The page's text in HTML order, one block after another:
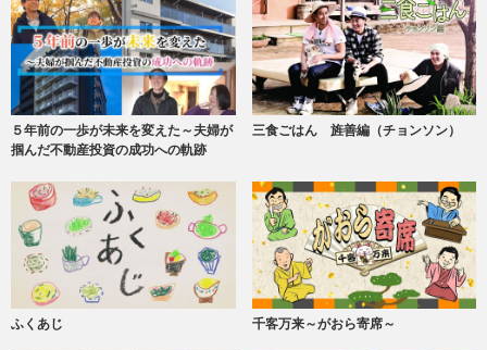
５年前の一歩が未来を変えた～夫婦が
掴んだ不動産投資の成功への軌跡
三食ごはん 旌善編（チョンソン）
ふくあじ 千客万来～がおら寄席～